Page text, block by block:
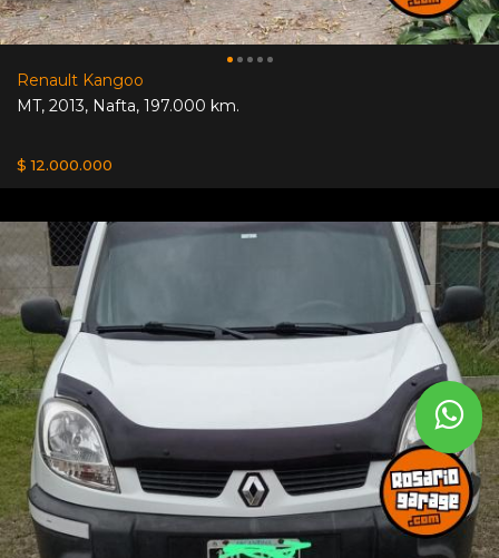
Renault Kangoo
MT, 2013, Nafta, 197.000 km.
$ 12.000.000